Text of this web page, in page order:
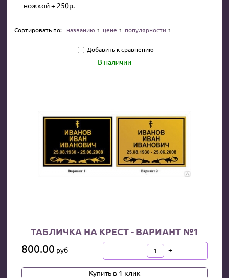
ножкой + 250р.
Сортировать по: названию цене популярности
Добавить к сравнению
В наличии
ТАБЛИЧКА НА КРЕСТ - ВАРИАНТ №1
800.00 руб В КОРЗИНУ
- +
Купить в 1 клик